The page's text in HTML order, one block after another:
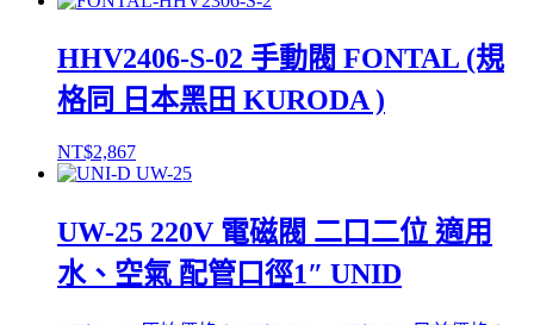
HHV2406-S-02 手動閥 FONTAL (規
格同 日本黑田 KURODA )
NT$2,867
UW-25 220V 電磁閥 二口二位 適用
水、空氣 配管口徑1″ UNID